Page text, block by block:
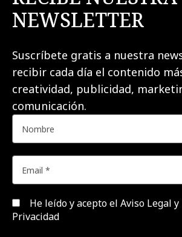
NEWSLETTER
Suscríbete gratis a nuestra
recibir cada día el contenido
creatividad, publicidad,
comunicación.
He leído y acepto el Aviso Legal
Privacidad